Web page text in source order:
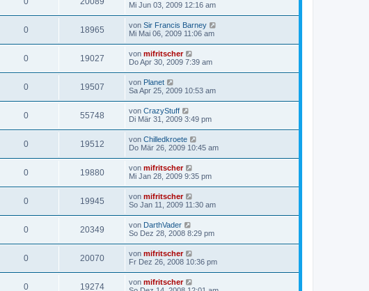
Mi Jun 03, 2009 12:16 am
0 18965 von Sir Francis Barney
Mi Mai 06, 2009 11:06 am
0 19027 von mifritscher
Do Apr 30, 2009 7:39 am
0 19507 von Planet
Sa Apr 25, 2009 10:53 am
0 55748 von CrazyStuff
Di Mär 31, 2009 3:49 pm
0 19512 von Chilledkroete
Do Mär 26, 2009 10:45 am
0 19880 von mifritscher
Mi Jan 28, 2009 9:35 pm
0 19945 von mifritscher
So Jan 11, 2009 11:30 am
0 20349 von DarthVader
So Dez 28, 2008 8:29 pm
0 20070 von mifritscher
Fr Dez 26, 2008 10:36 pm
0 19274 von mifritscher